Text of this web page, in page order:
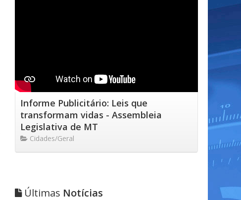
Informe Publicitário: Leis que
transformam vidas - Assembleia
Legislativa de MT
Cidades/Geral
Últimas Notícias